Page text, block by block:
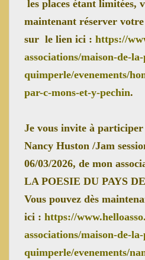
les places étant limitées,
maintenant réserver
sur le lien ici : https://
associations/maison-de-la-
quimperle/evenements/
par-c-mons-et-y-pechin.
Je vous invite à
Nancy Huston /Jam
06/03/2026, de mon
LA POESIE DU PAYS
Vous pouvez dès
ici : https://
associations/maison-de-la-
quimperle/evenements/